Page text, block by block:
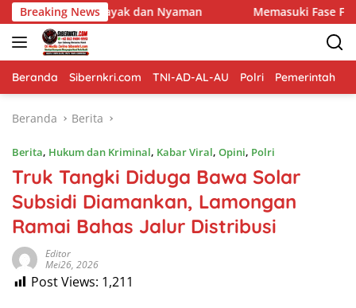
Langsung
ke
konten
Breaking News
Nyaman Memasuki Fase Finishing: Pembangunan
Beranda Sibernkri.com TNI-AD-AL-AU Polri Pemerintah
Beranda Berita
Berita, Hukum dan Kriminal, Kabar Viral, Opini, Polri
Truk Tangki Diduga Bawa Solar
Subsidi Diamankan, Lamongan
Ramai Bahas Jalur Distribusi
Editor
Mei26, 2026
Post Views: 1,211